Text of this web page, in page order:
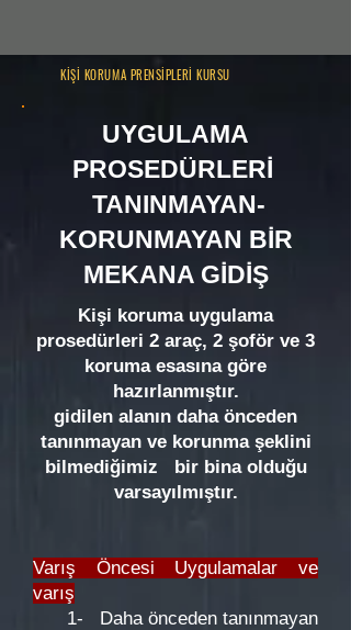
KİŞİ KORUMA PRENSİPLERİ KURSU
UYGULAMA
PROSEDÜRLERİ
TANINMAYAN-
KORUNMAYAN BİR
MEKANA GİDİŞ
Kişi koruma uygulama
prosedürleri 2 araç, 2 şoför ve 3
koruma esasına göre
hazırlanmıştır.
gidilen alanın daha önceden
tanınmayan ve korunma şeklini
bilmediğimiz bir bina olduğu
varsayılmıştır.
Varış Öncesi Uygulamalar ve
varış
1- Daha önceden tanınmayan